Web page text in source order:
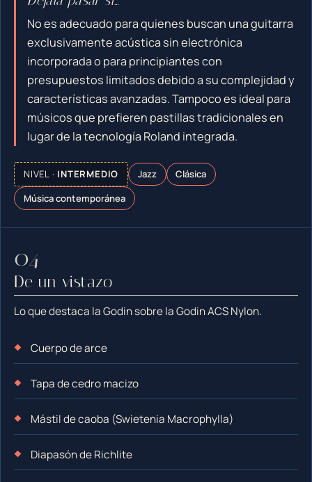
No es adecuado para quienes buscan una guitarra
exclusivamente acústica sin electrónica
incorporada o para principiantes con
presupuestos limitados debido a su complejidad y
características avanzadas. Tampoco es ideal para
músicos que prefieren pastillas tradicionales en
lugar de la tecnología Roland integrada.
NIVEL · INTERMEDIO Jazz
Clásica
Música contemporánea
De un vistazo
Lo que destaca la Godin sobre la Godin ACS Nylon.
Cuerpo de arce
Tapa de cedro macizo
Mástil de caoba (Swietenia Macrophylla)
Diapasón de Richlite